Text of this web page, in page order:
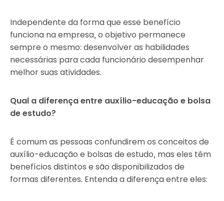
Independente da forma que esse benefício
funciona na empresa, o objetivo permanece
sempre o mesmo: desenvolver as habilidades
necessárias para cada funcionário desempenhar
melhor suas atividades.
Qual a diferença entre auxílio-educação e bolsa
de estudo?
É comum as pessoas confundirem os conceitos de
auxílio-educação e bolsas de estudo, mas eles têm
benefícios distintos e são disponibilizados de
formas diferentes. Entenda a diferença entre eles: